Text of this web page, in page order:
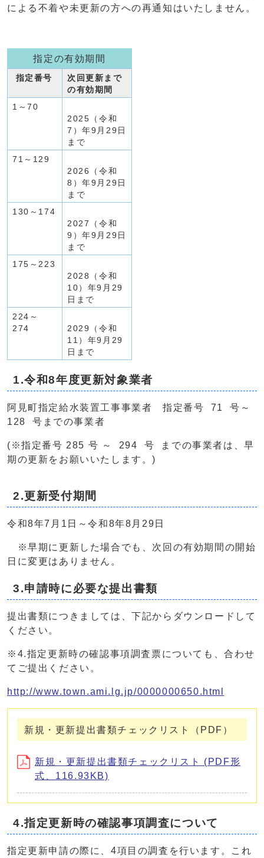
による不着や未更新の方への再通知はいたしません。
指定の有効期間
指定番号
次回更新まで
の有効期間
1～70
2025（令和
7）年9月29日
まで
71～129
2026（令和
8）年9月29日
まで
130～174
2027（令和
9）年9月29日
まで
175～223
2028（令和
10）年9月29
日まで
224～
274
2029（令和
11）年9月29
日まで
1.令和8年度更新対象業者
阿見町指定給水装置工事事業者 指定番号 71 号～
128 号までの事業者
(※指定番号 285 号 ～ 294 号 までの事業者は、早
期の更新をお願いいたします。)
2.更新受付期間
令和8年7月1日～令和8年8月29日
※早期に更新した場合でも、次回の有効期間の開始
日に変更はありません。
3.申請時に必要な提出書類
提出書類につきましては、下記からダウンロードして
ください。
※4.指定更新時の確認事項調査票についても、合わせ
てご提出ください。
http://www.town.ami.lg.jp/0000000650.html
新規・更新提出書類チェックリスト（PDF）
新規・更新提出書類チェックリスト (PDF形
式、116.93KB)
4.指定更新時の確認事項調査について
指定更新申請の際に、4項目の調査を行います。これ